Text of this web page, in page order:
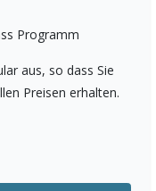
Programm
aus, so dass Sie
Preisen erhalten.